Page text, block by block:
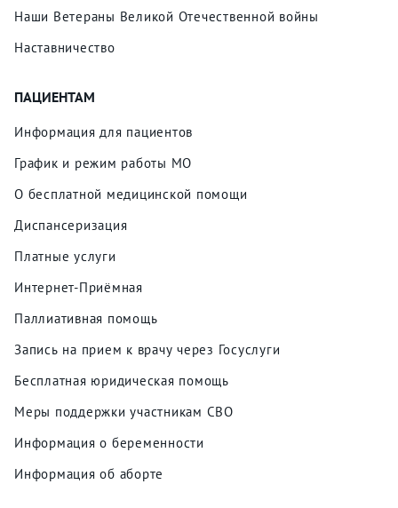
Наши Ветераны Великой Отечественной войны
Наставничество
ПАЦИЕНТАМ
Информация для пациентов
График и режим работы МО
О бесплатной медицинской помощи
Диспансеризация
Платные услуги
Интернет-Приёмная
Паллиативная помощь
Запись на прием к врачу через Госуслуги
Бесплатная юридическая помощь
Меры поддержки участникам СВО
Информация о беременности
Информация об аборте